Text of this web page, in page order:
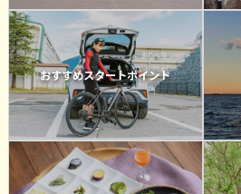
おすすめスタートポイント